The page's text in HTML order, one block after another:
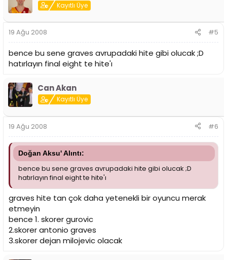
Kayıtlı Üye
19 Ağu 2008 #5
bence bu sene graves avrupadaki hite gibi olucak ;D
hatırlayın final eight te hite'ı
Can Akan
Kayıtlı Üye
19 Ağu 2008 #6
Doğan Aksu' Alıntı:
bence bu sene graves avrupadaki hite gibi olucak ;D
hatırlayın final eight te hite'ı
graves hite tan çok daha yetenekli bir oyuncu merak
etmeyin
bence 1. skorer gurovic
2.skorer antonio graves
3.skorer dejan milojevic olacak